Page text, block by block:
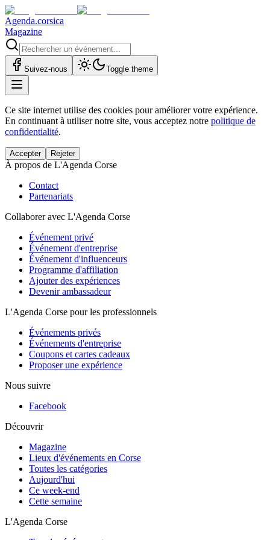
Agenda.corsica
Magazine
Suivez-nous Toggle theme
Ce site internet utilise des cookies pour améliorer votre expérience.
En continuant à utiliser notre site, vous acceptez notre politique de
confidentialité.
Accepter Rejeter
À propos de L'Agenda Corse
Contact
Partenariats
Collaborer avec L'Agenda Corse
Événement privé
Événement d'entreprise
Événement d'influenceurs
Programme d'affiliation
Ajouter des expériences
Devenir ambassadeur
L'Agenda Corse pour les professionnels
Événements privés
Événements d'entreprise
Coupons et cartes cadeaux
Proposer une expérience
Nous suivre
Facebook
Découvrir
Magazine
Lieux d'événements en Corse
Toutes les catégories
Aujourd'hui
Ce week-end
Cette semaine
L'Agenda Corse